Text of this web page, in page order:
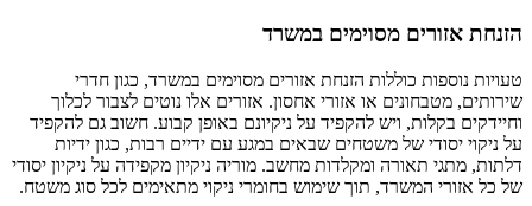
הזנחת אזורים מסוימים במשרד
טעויות נוספות כוללות הזנחת אזורים מסוימים במשרד, כגון חדרי
שירותים, מטבחונים או אזורי אחסון. אזורים אלו נוטים לצבור לכלוך
וחיידקים בקלות, ויש להקפיד על ניקיונם באופן קבוע. חשוב גם להקפיד
על ניקוי יסודי של משטחים שבאים במגע עם ידיים רבות, כגון ידיות
דלתות, מתגי תאורה ומקלדות מחשב. מוריה ניקיון מקפידה על ניקיון יסודי
של כל אזורי המשרד, תוך שימוש בחומרי ניקוי מתאימים לכל סוג משטח.